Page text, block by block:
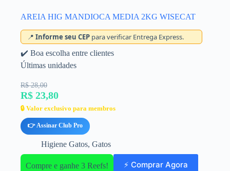
AREIA HIG MANDIOCA MEDIA 2KG WISECAT
📍 Informe seu CEP para verificar Entrega Express.
✔️ Boa escolha entre clientes
Últimas unidades
R$ 28,00
R$ 23,80
🔒 Valor exclusivo para membros
👉 Assinar Club Pro
Higiene Gatos, Gatos
Compre e ganhe 3 Reefs! ⚡ Comprar Agora